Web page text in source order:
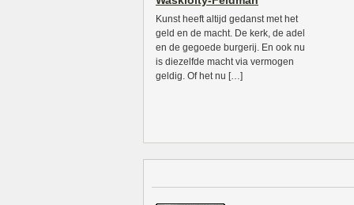
Kunst heeft altijd gedanst met het
geld en de macht. De kerk, de adel
en de gegoede burgerij. En ook nu
is diezelfde macht via vermogen
geldig. Of het nu […]